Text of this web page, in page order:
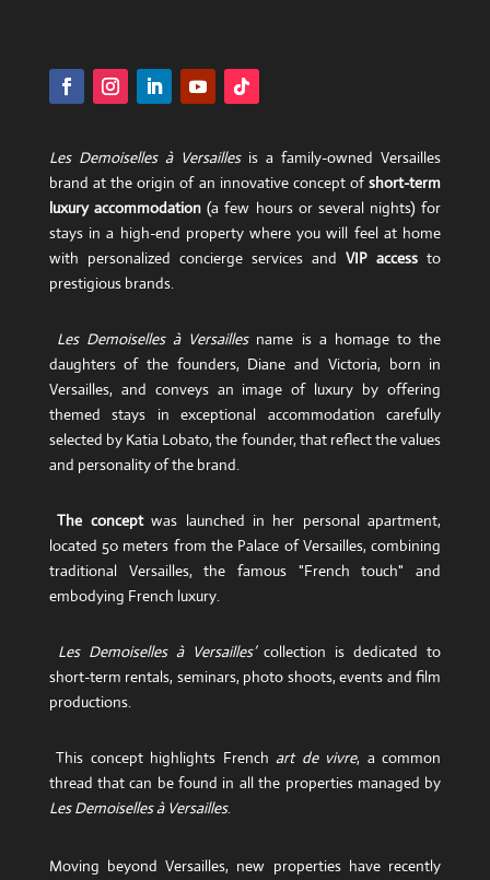
Les Demoiselles à Versaillesis a family-owned Versailles
brand at the origin of an innovative concept ofshort-term
luxury accommodation(a few hours or several nights) for
stays in a high-end property where you will feel at home
with personalized concierge services andVIP accessto
prestigious brands.
Les Demoiselles à Versaillesname is a homage to the
daughters of the founders, Diane and Victoria, born in
Versailles, and conveys an image of luxury by offering
themed stays in exceptional accommodation carefully
selected by Katia Lobato, the founder, that reflect the values
​​and personality of the brand.
The conceptwas launched in her personal apartment,
located 50 meters from the Palace of Versailles, combining
traditional Versailles, the famous "French touch" and
embodying French luxury.
Les Demoiselles à Versailles’collection is dedicated to
short-term rentals, seminars, photo shoots, events and film
productions.
This concept highlights Frenchart de vivre, a common
thread that can be found in all the properties managed by
Les Demoiselles à Versailles.
Moving beyond Versailles, new properties have recently